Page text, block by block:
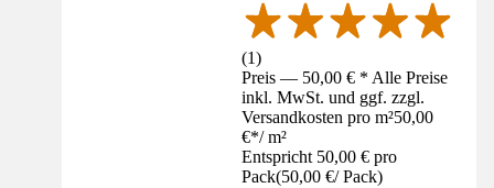
(1)
Preis — 50,00 € * Alle Preise
inkl. MwSt. und ggf. zzgl.
Versandkosten pro m²50,00
€*/ m²
Entspricht 50,00 € pro
Pack(50,00 €/ Pack)